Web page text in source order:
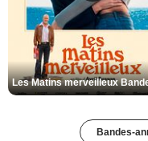
Bandes-